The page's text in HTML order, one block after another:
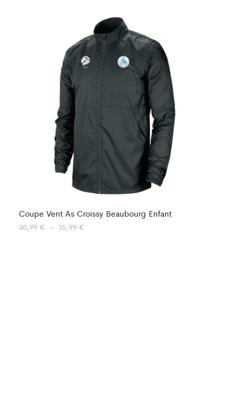
Coupe Vent As Croissy Beaubourg Enfant
30,99 € – 35,99 €